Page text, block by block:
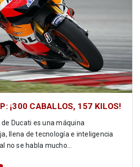
¡300 CABALLOS, 157 KILOS!
Ducati es una máquina
llena de tecnología e inteligencia
no se habla mucho...